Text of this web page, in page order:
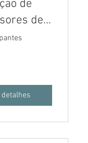
de
de
detalhes